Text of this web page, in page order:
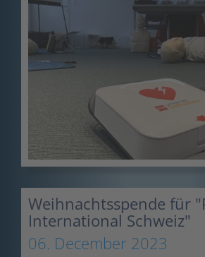
Weihnachtsspende für
International Schweiz"
06. December 2023